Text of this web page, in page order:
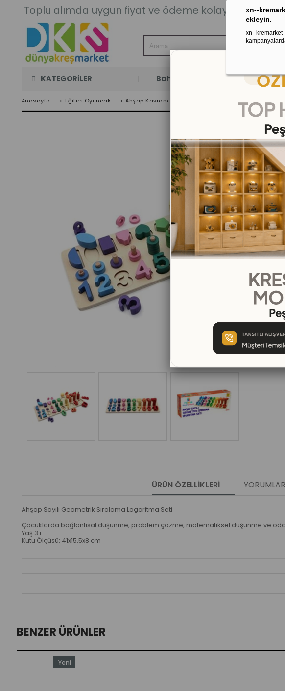
xn--
ekleyin.
xn--
Toplu alımda uygun fiyat ve ödeme kolaylığı.
KATEGORİLER Bahçe Oyun Odası
Anasayfa > Eğitici Oyuncak > Ahşap Kavram Oyuncakları Ahşap Sayılı
ÜRÜN ÖZELLIKLERI YORUMLAR
Ahşap Sayılı Geometrik Sıralama Logaritma Seti
Çocuklarda bağlantısal düşünme, problem çözme, matematiksel düşünme ve
Yaş:3+
Kutu Ölçüsü: 41x15.5x8 cm
BENZER ÜRÜNLER